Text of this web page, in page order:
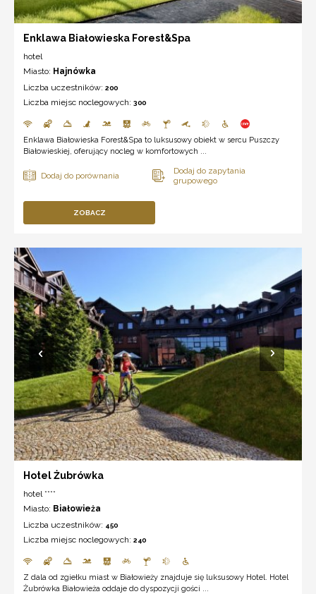
Enklawa Białowieska Forest&Spa
hotel
Miasto: Hajnówka
Liczba uczestników: 200
Liczba miejsc noclegowych: 300
Enklawa Białowieska Forest&Spa to luksusowy obiekt w sercu Puszczy
Białowieskiej, oferujący nocleg w komfortowych ...
ZOBACZ
Hotel Żubrówka
hotel ****
Miasto: Białowieża
Liczba uczestników: 450
Liczba miejsc noclegowych: 240
Z dala od zgiełku miast w Białowieży znajduje się luksusowy Hotel. Hotel
Żubrówka Białowieża oddaje do dyspozycji gości ...